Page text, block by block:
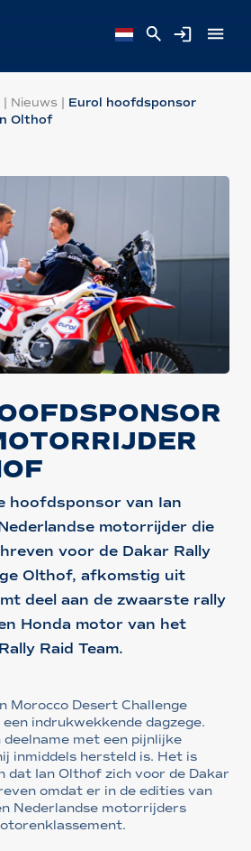
| Nieuws | Eurol hoofdsponsor
Olthof
hoofdsponsor van Ian
motorrijder die
voor de Dakar Rally
Olthof, afkomstig uit
deel aan de zwaarste rally
Honda motor van het
Raid Team.
Morocco Desert Challenge
indrukwekkende dagzege.
deelname met een pijnlijke
inmiddels hersteld is. Het is
dat Ian Olthof zich voor de Dakar
omdat er in de edities van
Nederlandse motorrijders